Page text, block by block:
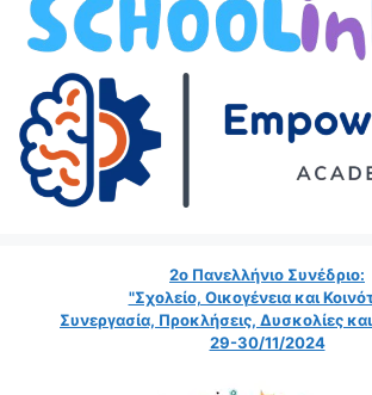
2ο Πανελλήνιο Συνέδριο:
"Σχολείο, Οικογένεια και
Συνεργασία, Προκλήσεις, Δυσκολίες
29-30/11/2024